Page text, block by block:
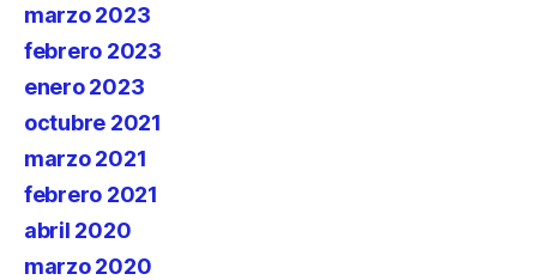
marzo 2023
febrero 2023
enero 2023
octubre 2021
marzo 2021
febrero 2021
abril 2020
marzo 2020